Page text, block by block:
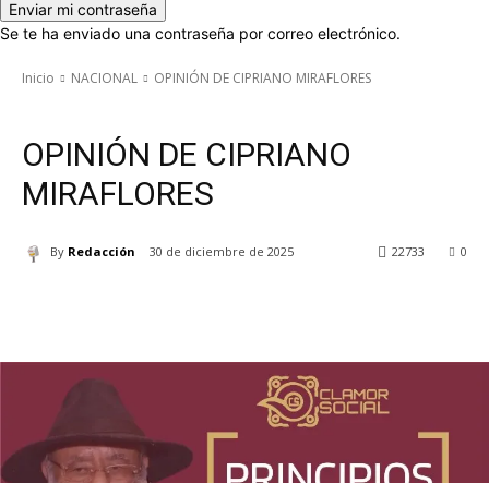
Se te ha enviado una contraseña por correo electrónico.
Inicio NACIONAL OPINIÓN DE CIPRIANO MIRAFLORES
OPINIÓN DE CIPRIANO
MIRAFLORES
By Redacción 30 de diciembre de 2025 0
22733